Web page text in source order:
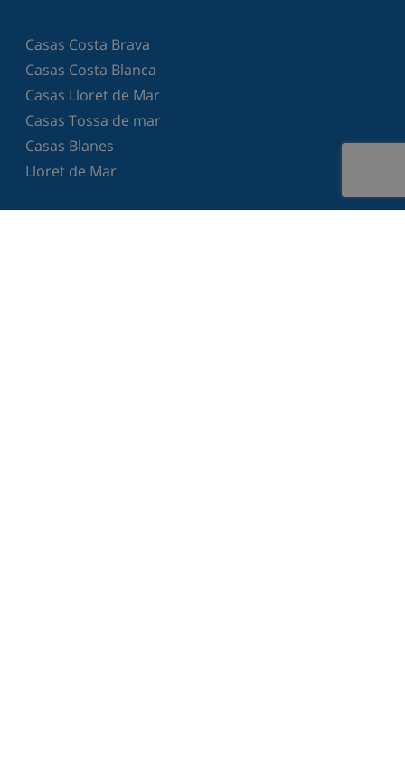
Casas Costa Brava
Casas Costa Blanca
Casas Lloret de Mar
Casas Tossa de mar
Casas Blanes
Lloret de Mar